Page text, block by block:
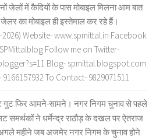
जेलों में कैदियों के पास मोबाइल मिलना आम बात
का मोबाइल ही इस्तेमाल कर रहे हैं।
2026) Website- www.spmittal.in Facebook
Follow me on Twitter-
Blog- spmittal.blogspot.com
To Contact- 9829071511
फिर आमने-सामने। नगर निगम चुनाव से पहले
समर्थकों ने धर्मेन्द्र राठौड़ के दखल पर ऐतराज
अगले महीने जब अजमेर नगर निगम के चुनाव होने